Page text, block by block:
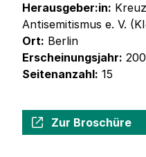
Herausgeber:in:
Antisemitismus e. V.
Ort: Berlin
Erscheinungsjahr:
Seitenanzahl: 15
Zur Broschüre